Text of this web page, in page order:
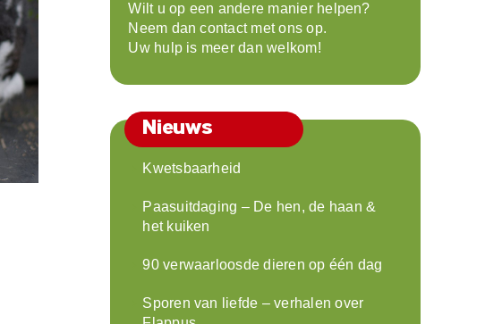
Wilt u op een andere manier helpen?
Neem dan contact met ons op.
Uw hulp is meer dan welkom!
Nieuws
Kwetsbaarheid
Paasuitdaging – De hen, de haan &
het kuiken
90 verwaarloosde dieren op één dag
Sporen van liefde – verhalen over